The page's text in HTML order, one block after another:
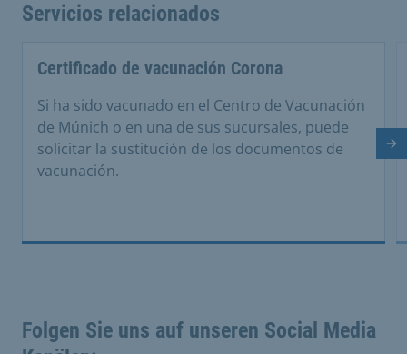
Servicios relacionados
Certificado de vacunación Corona
Si ha sido vacunado en el Centro de Vacunación
de Múnich o en una de sus sucursales, puede
solicitar la sustitución de los documentos de
vacunación.
Folgen Sie uns auf unseren Social Media